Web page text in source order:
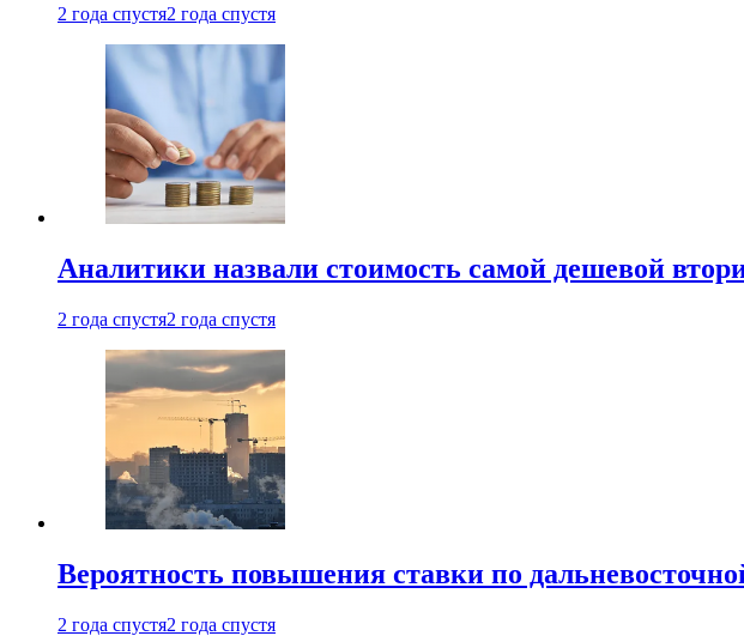
2 года спустя2 года спустя
Аналитики назвали стоимость самой дешевой
2 года спустя2 года спустя
Вероятность повышения ставки по
2 года спустя2 года спустя